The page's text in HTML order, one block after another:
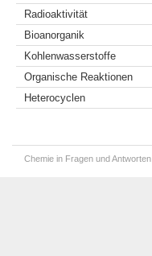
Radioaktivität
Bioanorganik
Kohlenwasserstoffe
Organische Reaktionen
Heterocyclen
Chemie in Fragen und Antworten